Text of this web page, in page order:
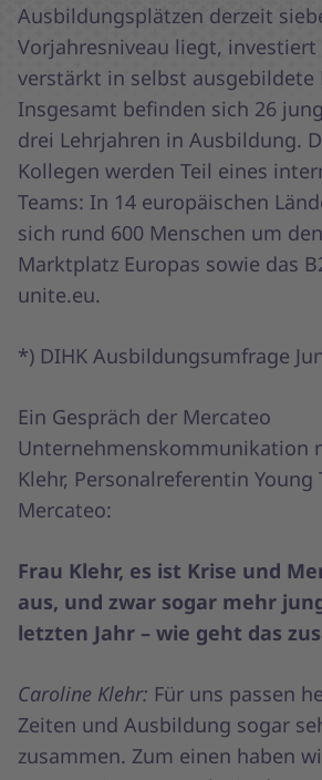
Ausbildungsplätzen derzeit
Vorjahresniveau liegt, investiert
verstärkt in selbst ausgebildete
Insgesamt befinden sich 26
drei Lehrjahren in Ausbildung.
Kollegen werden Teil eines
Teams: In 14 europäischen
sich rund 600 Menschen um
Marktplatz Europas sowie das
unite.eu.
*) DIHK Ausbildungsumfrage
Ein Gespräch der Mercateo
Unternehmenskommunikation
Klehr, Personalreferentin Young
Mercateo:
Frau Klehr, es ist Krise und
aus, und zwar sogar mehr
letzten Jahr – wie geht das
Caroline Klehr: Für uns passen
Zeiten und Ausbildung sogar
zusammen. Zum einen haben